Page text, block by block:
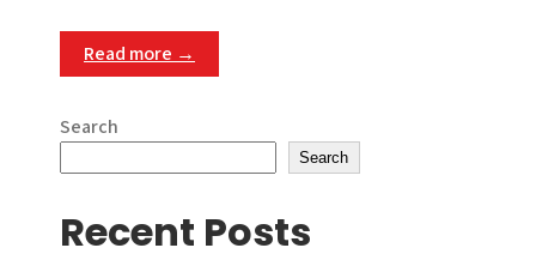
Read more →
Search
Search
Recent Posts